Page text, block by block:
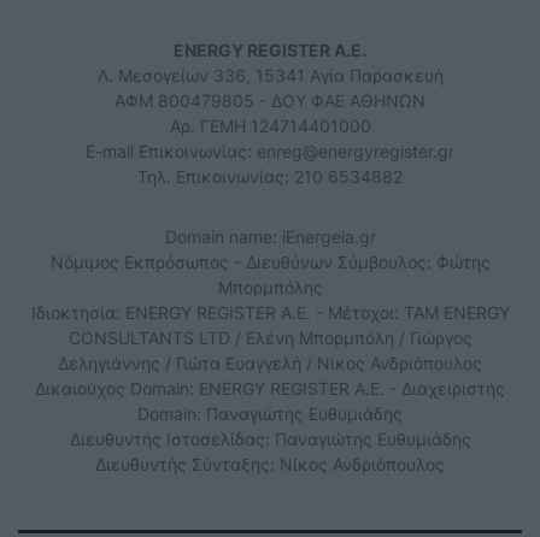
ENERGY REGISTER Α.Ε.
Λ. Μεσογείων 336, 15341 Αγία Παρασκευή
ΑΦΜ 800479805 - ΔΟΥ ΦΑΕ ΑΘΗΝΩΝ
Αρ. ΓΕΜΗ 124714401000
E-mail Επικοινωνίας: enreg@energyregister.gr
Τηλ. Επικοινωνίας: 210 6534882
Domain name: iEnergeia.gr
Νόμιμος Εκπρόσωπος - Διευθύνων Σύμβουλος: Φώτης
Μπορμπόλης
Ιδιοκτησία: ENERGY REGISTER Α.Ε. - Μέτοχοι: TAM ENERGY
CONSULTANTS LTD / Ελένη Μπορμπόλη / Γιώργος
Δεληγιάννης / Γιώτα Ευαγγελή / Νίκος Ανδριόπουλος
Δικαιούχος Domain: ENERGY REGISTER Α.Ε. - Διαχειριστής
Domain: Παναγιώτης Ευθυμιάδης
Διευθυντής Ιστοσελίδας: Παναγιώτης Ευθυμιάδης
Διευθυντής Σύνταξης: Νίκος Ανδριόπουλος